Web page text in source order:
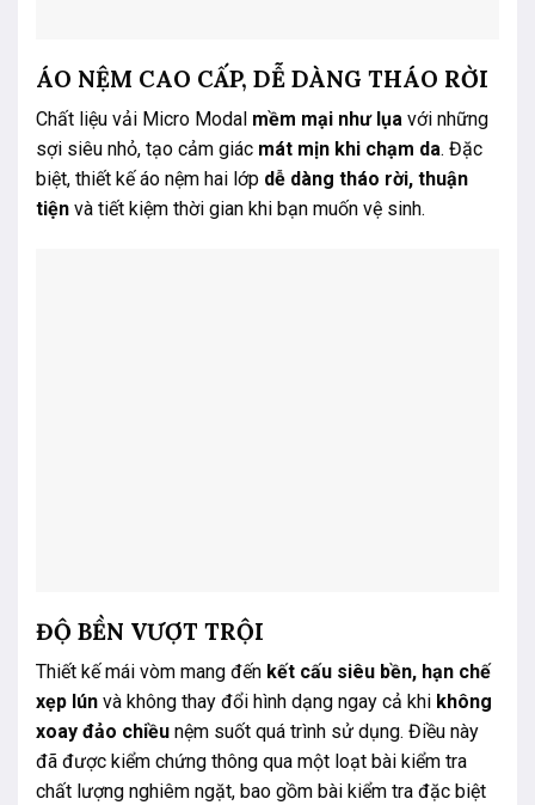
ÁO NỆM CAO CẤP, DỄ DÀNG THÁO RỜI
Chất liệu vải Micro Modal mềm mại như lụa với những
sợi siêu nhỏ, tạo cảm giác mát mịn khi chạm da. Đặc
biệt, thiết kế áo nệm hai lớp dễ dàng tháo rời, thuận
tiện và tiết kiệm thời gian khi bạn muốn vệ sinh.
ĐỘ BỀN VƯỢT TRỘI
Thiết kế mái vòm mang đến kết cấu siêu bền, hạn chế
xẹp lún và không thay đổi hình dạng ngay cả khi không
xoay đảo chiều nệm suốt quá trình sử dụng. Điều này
đã được kiểm chứng thông qua một loạt bài kiểm tra
chất lượng nghiêm ngặt, bao gồm bài kiểm tra đặc biệt